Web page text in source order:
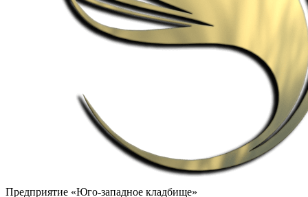
Предприятие «Юго-западное кладбище»